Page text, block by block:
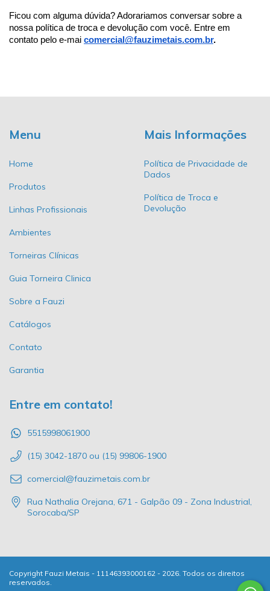
Ficou com alguma dúvida? Adorariamos conversar sobre a
nossa política de troca e devolução com você. Entre em
contato pelo e-mai comercial@fauzimetais.com.br.
Menu
Home
Produtos
Linhas Profissionais
Ambientes
Torneiras Clínicas
Guia Torneira Clinica
Sobre a Fauzi
Catálogos
Contato
Garantia
Mais Informações
Política de Privacidade de
Dados
Política de Troca e
Devolução
Entre em contato!
5515998061900
(15) 3042-1870 ou (15) 99806-1900
comercial@fauzimetais.com.br
Rua Nathalia Orejana, 671 - Galpão 09 - Zona Industrial,
Sorocaba/SP
Copyright Fauzi Metais - 11146393000162 - 2026. Todos os direitos
reservados.